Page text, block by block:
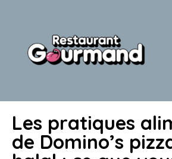
contenu
Les pratiques
de Domino’s